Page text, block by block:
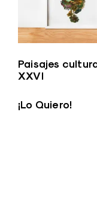
Paisajes
XXVI
¡Lo Quiero!